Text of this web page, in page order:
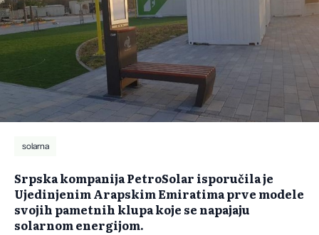
solarna
Srpska kompanija PetroSolar isporučila je
Ujedinjenim Arapskim Emiratima prve modele
svojih pametnih klupa koje se napajaju
solarnom energijom.